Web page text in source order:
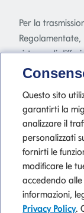
Per la
Regolamentate,
sistema di
stoccaggio
Teleborsa S.r.l.
seguito
22517 e 22518
P. IVA
Questo sito
garantirti la
analizzare il
personalizzati
fornirti le
modificare le
accedendo
informazioni,
Privacy Policy.